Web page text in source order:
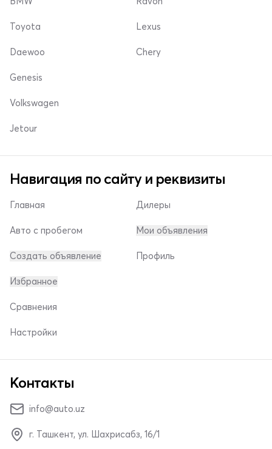
Toyota
Daewoo
Lexus
Chery
Genesis
Volkswagen
Jetour
Навигация по сайту и реквизиты
Главная
Авто с пробегом
Создать объявление
Дилеры
Мои объявления
Профиль
Избранное
Сравнения
Настройки
Контакты
info@auto.uz
г. Ташкент, ул. Шахрисабз, 16/1